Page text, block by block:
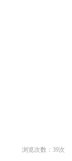
浏览次数： 39次